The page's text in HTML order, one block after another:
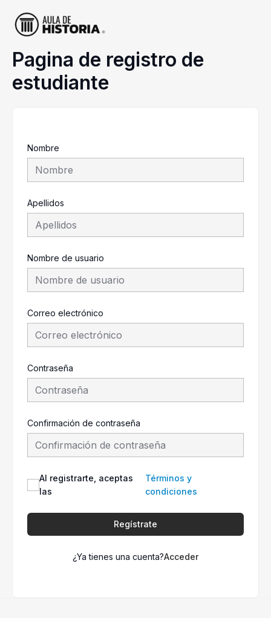
contenido
Pagina de registro de
estudiante
Nombre
Apellidos
Nombre de usuario
Correo electrónico
Contraseña
Confirmación de contraseña
Al registrarte, aceptas
las
Términos y
condiciones
Regístrate
¿Ya tienes una cuenta?Acceder